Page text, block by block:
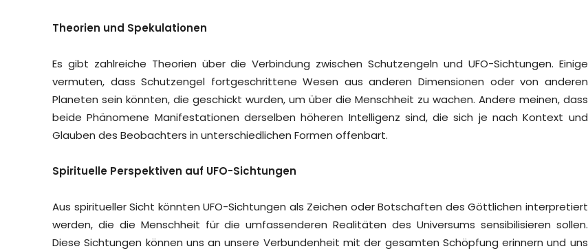
Theorien und Spekulationen
Es gibt zahlreiche Theorien über die Verbindung zwischen Schutzengeln und UFO-Sichtungen. Einige
vermuten, dass Schutzengel fortgeschrittene Wesen aus anderen Dimensionen oder von anderen
Planeten sein könnten, die geschickt wurden, um über die Menschheit zu wachen. Andere meinen, dass
beide Phänomene Manifestationen derselben höheren Intelligenz sind, die sich je nach Kontext und
Glauben des Beobachters in unterschiedlichen Formen offenbart.
Spirituelle Perspektiven auf UFO-Sichtungen
Aus spiritueller Sicht könnten UFO-Sichtungen als Zeichen oder Botschaften des Göttlichen interpretiert
werden, die die Menschheit für die umfassenderen Realitäten des Universums sensibilisieren sollen.
Diese Sichtungen können uns an unsere Verbundenheit mit der gesamten Schöpfung erinnern und uns